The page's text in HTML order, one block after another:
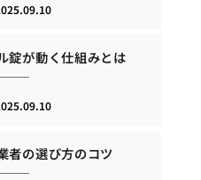
錠が動く仕組みとは
者の選び方のコツ